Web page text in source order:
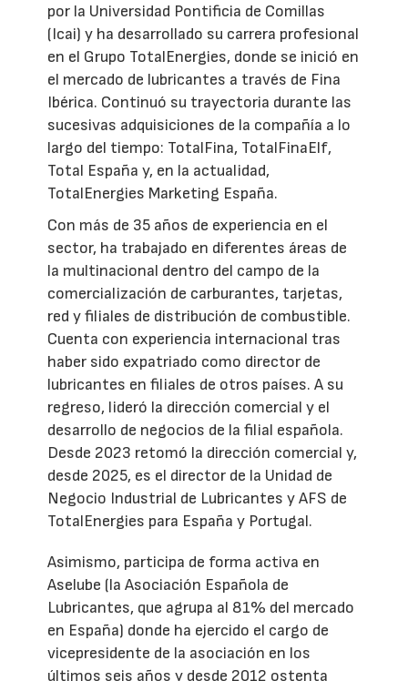
por la Universidad Pontificia de Comillas
(Icai) y ha desarrollado su carrera profesional
en el Grupo TotalEnergies, donde se inició en
el mercado de lubricantes a través de Fina
Ibérica. Continuó su trayectoria durante las
sucesivas adquisiciones de la compañía a lo
largo del tiempo: TotalFina, TotalFinaElf,
Total España y, en la actualidad,
TotalEnergies Marketing España.
Con más de 35 años de experiencia en el
sector, ha trabajado en diferentes áreas de
la multinacional dentro del campo de la
comercialización de carburantes, tarjetas,
red y filiales de distribución de combustible.
Cuenta con experiencia internacional tras
haber sido expatriado como director de
lubricantes en filiales de otros países. A su
regreso, lideró la dirección comercial y el
desarrollo de negocios de la filial española.
Desde 2023 retomó la dirección comercial y,
desde 2025, es el director de la Unidad de
Negocio Industrial de Lubricantes y AFS de
TotalEnergies para España y Portugal.
Asimismo, participa de forma activa en
Aselube (la Asociación Española de
Lubricantes, que agrupa al 81% del mercado
en España) donde ha ejercido el cargo de
vicepresidente de la asociación en los
últimos seis años y desde 2012 ostenta